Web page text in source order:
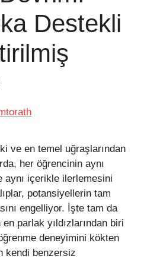
Destekli
ve en temel uğraşlarından
her öğrencinin aynı
aynı içerikle ilerlemesini
potansiyellerin tam
engelliyor. İşte tam da
parlak yıldızlarından biri
deneyimini kökten
kendi benzersiz